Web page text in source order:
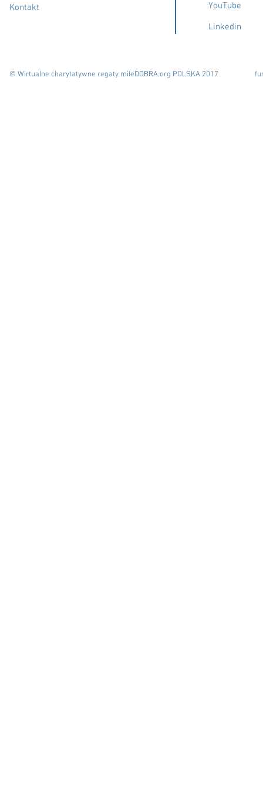
Kontakt
YouTube
Linkedin
© Wirtualne charytatywne regaty mileDOBRA.org POLSKA 2017